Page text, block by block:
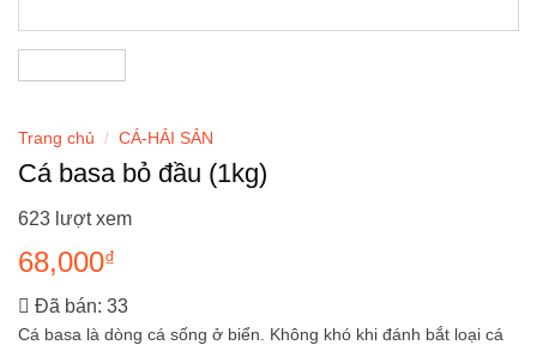
Trang chủ / CÁ-HẢI SẢN
Cá basa bỏ đầu (1kg)
623 lượt xem
68,000₫
Đã bán: 33
Cá basa là dòng cá sống ở biển. Không khó khi đánh bắt loại cá